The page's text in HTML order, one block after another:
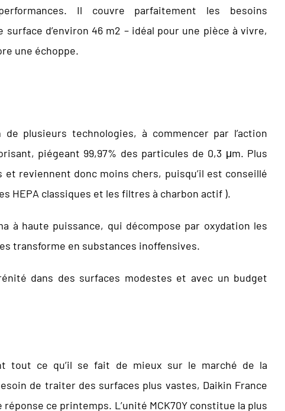
Il couvre parfaitement les besoins
surface d’environ 46 m2 – idéal pour une pièce à vivre,
une échoppe.
plusieurs technologies, à commencer par l’action
piégeant 99,97% des particules de 0,3 μm. Plus
reviennent donc moins chers, puisqu’il est conseillé
HEPA classiques et les filtres à charbon actif ).
à haute puissance, qui décompose par oxydation les
transforme en substances inoffensives.
dans des surfaces modestes et avec un budget
tout ce qu’il se fait de mieux sur le marché de la
de traiter des surfaces plus vastes, Daikin France
ce printemps. L’unité MCK70Y constitue la plus